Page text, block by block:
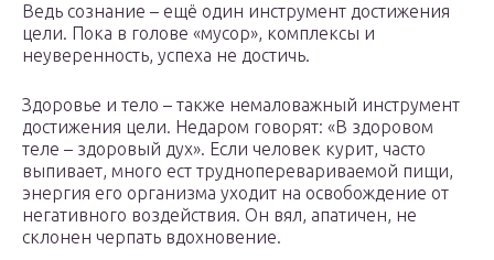
Ведь сознание – ещё один инструмент достижения
цели. Пока в голове «мусор», комплексы и
неуверенность, успеха не достичь.
Здоровье и тело – также немаловажный инструмент
достижения цели. Недаром говорят: «В здоровом
теле – здоровый дух». Если человек курит, часто
выпивает, много ест трудноперевариваемой пищи,
энергия его организма уходит на освобождение от
негативного воздействия. Он вял, апатичен, не
склонен черпать вдохновение.